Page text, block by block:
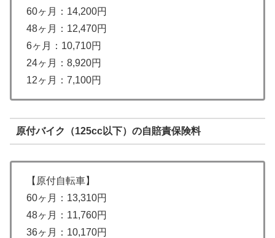
60ヶ月：14,200円
48ヶ月：12,470円
6ヶ月：10,710円
24ヶ月：8,920円
12ヶ月：7,100円
原付バイク（125cc以下）の自賠責保険料
【原付自転車】
60ヶ月：13,310円
48ヶ月：11,760円
36ヶ月：10,170円